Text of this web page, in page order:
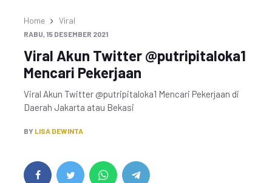
Home Viral
RABU, 15 DESEMBER 2021
Viral Akun Twitter @putripitaloka1
Mencari Pekerjaan
Viral Akun Twitter @putripitaloka1 Mencari Pekerjaan di
Daerah Jakarta atau Bekasi
BY LISA DEWINTA